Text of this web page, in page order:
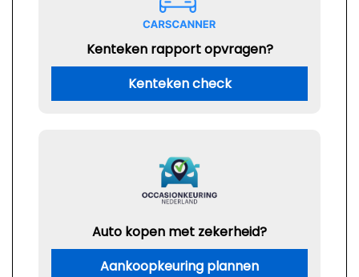
Kenteken rapport opvragen?
Kenteken check
Auto kopen met zekerheid?
Aankoopkeuring plannen